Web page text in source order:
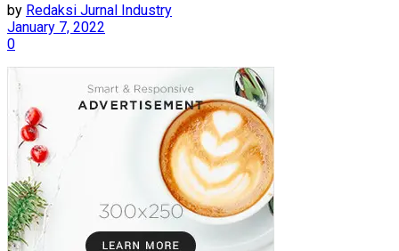
by Redaksi Jurnal Industry
January 7, 2022
0